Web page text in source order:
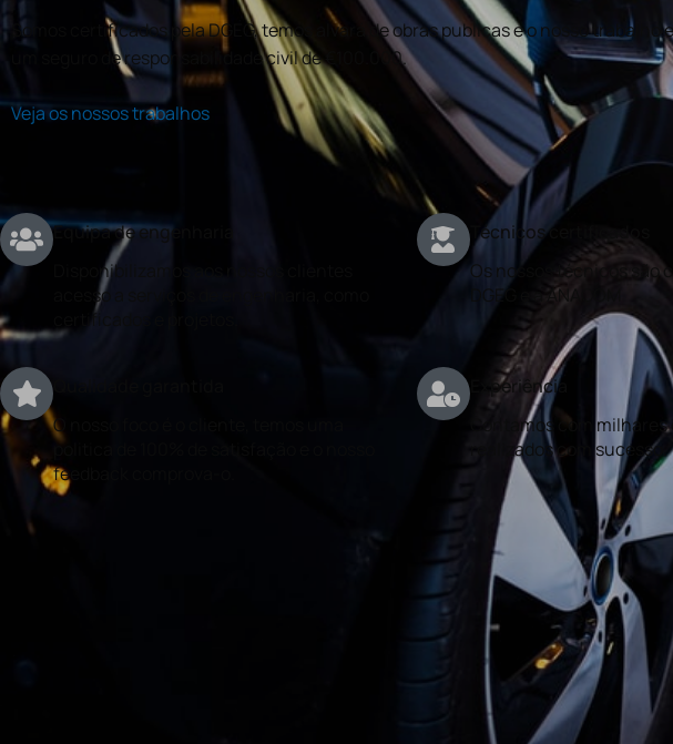
Somos certificados pela DGEG, temos alvará de obras publicas e o nosso trabalho
um seguro de responsabilidade civil de €100.000.
Veja os nossos trabalhos
Equipa de engenharia
Disponibilizamos aos nossos clientes
acesso a serviços de engenharia, como
certificados e projetos.
Técnicos certificados
Os nossos técnicos são
DGEG e a ANACOM
O nosso foco é o cliente, temos uma
politica de 100% de satisfação e o nosso
feedback comprova-o.
Experiência
Contamos com milhares
realizados com sucesso.